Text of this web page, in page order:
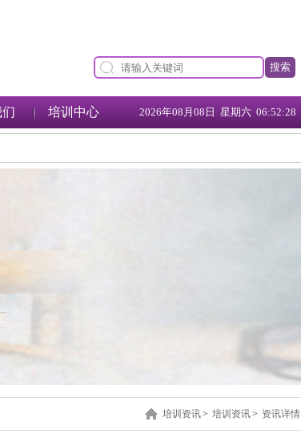
搜索
培训中心 2026年08月08日 星期六 06:52:29
培训资讯> 培训资讯> 资讯详情